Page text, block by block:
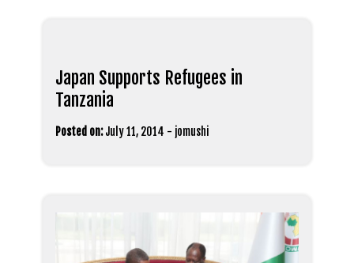
Japan Supports Refugees in
Tanzania
Posted on: July 11, 2014 - jomushi